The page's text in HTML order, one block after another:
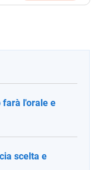
farà l'orale e
scelta e